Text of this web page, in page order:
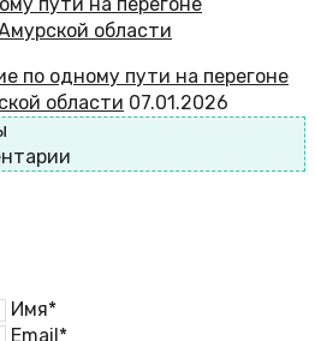
по одному пути на перегоне
области 07.01.2026
Имя*
Email*